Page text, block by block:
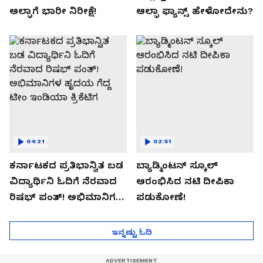
ಆಲ್ಫಾಗೆ ಭಾರೀ ನಿರೀಕ್ಷೆ!
ಆಲ್ಫಾ ಫ್ಯಾನ್ಸ್ ಹೇಳೋದೇನು?
ಕರ್ನಾಟಕದ ಪ್ರತಿಭಾನ್ವಿತ ಬಡ
ವಿದ್ಯಾರ್ಥಿನಿ ಓದಿಗೆ ನೆರವಾದ
ರಿಷಭ್ ಪಂತ್! ಅಭಿಮಾನಿಗಳ
04:21
ಬ್ಯಾಡ್ಮಿಂಟನ್ ಸ್ಕೂಲ್​
ಆರಂಭಿಸಿದ ನಟಿ ದೀಪಿಕಾ
ಪಡುಕೋಣೆ!
02:51
ಇನ್ನಷ್ಟು ಓದಿ